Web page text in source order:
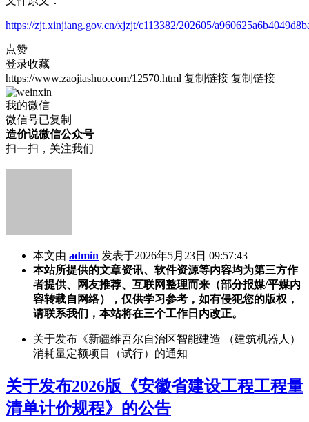
https://zjt.xinjiang.gov.cn/xjzjt/c113382/202605/
点赞
登录收藏
https://www.zaojiashuo.com/12570.html 复制链接 复制链接
我的微信
微信号已复制
造价说微信公众号
扫一扫，关注我们
本文由 admin 发表于2026年5月23日 09:57:43
本站所提供的文章资讯、软件资源等内容均为第三方作
者提供、网友推荐、互联网整理而来（部分报媒/平媒内
容转载自网络），仅供学习参考，如有侵犯您的版权，
请联系我们，本站将在三个工作日内改正。
关于发布《新疆维吾尔自治区智能建造 （建筑机器人）
消耗量定额项目（试行）的通知
关于发布2026版《安徽省建设工程工程量
清单计价规程》的公告